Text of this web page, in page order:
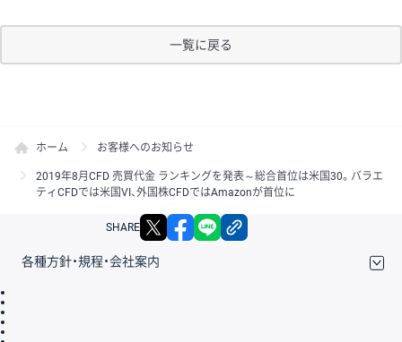
一覧に戻る
ホーム お客様へのお知らせ
2019年8月CFD 売買代金 ランキングを発表～総合首位は米国30。バラエ
ティCFDでは米国VI、外国株CFDではAmazonが首位に
SHARE X facebook
各種方針・規程・会社案内